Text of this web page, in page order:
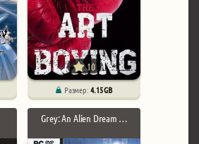
10
Размер:4.15 GB
Grey: An Alien Dream …